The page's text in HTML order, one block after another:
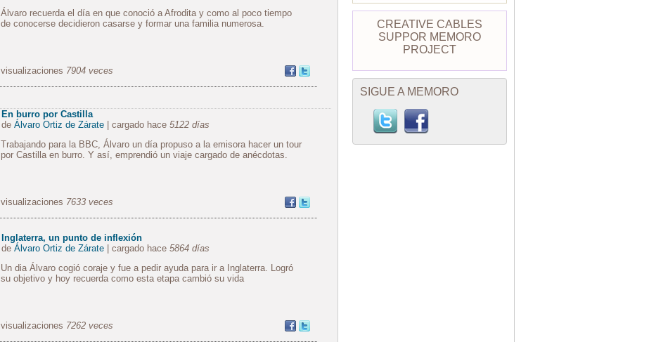
Álvaro recuerda el día en que conoció a Afrodita y como al poco tiempo
de conocerse decidieron casarse y formar una familia numerosa.
visualizaciones 7904 veces
En burro por Castilla
de Álvaro Ortiz de Zárate| cargado hace 5122 días
Trabajando para la BBC, Álvaro un día propuso a la emisora hacer un tour
por Castilla en burro. Y así, emprendió un viaje cargado de anécdotas.
visualizaciones 7633 veces
Inglaterra, un punto de inflexión
de Álvaro Ortiz de Zárate| cargado hace 5864 días
Un dia Álvaro cogió coraje y fue a pedir ayuda para ir a Inglaterra. Logró
su objetivo y hoy recuerda como esta etapa cambió su vida
visualizaciones 7262 veces
CREATIVE CABLES
SUPPOR MEMORO
PROJECT
SIGUE A MEMORO